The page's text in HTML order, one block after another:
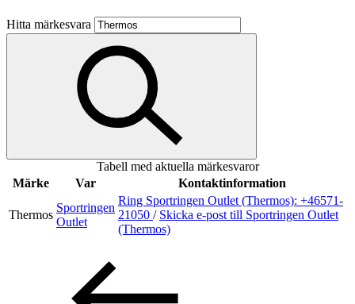
Butiker
Mat och dryck
Evenemang
Erbjudanden
Inspiration
Hitta märkesvara
Tabell med aktuella märkesvaror
Märke
Var Kontaktinformation
Thermos
Sportringen
Outlet
Ring Sportringen Outlet (Thermos): +46571-
21050 / Skicka e-post till Sportringen Outlet
(Thermos)